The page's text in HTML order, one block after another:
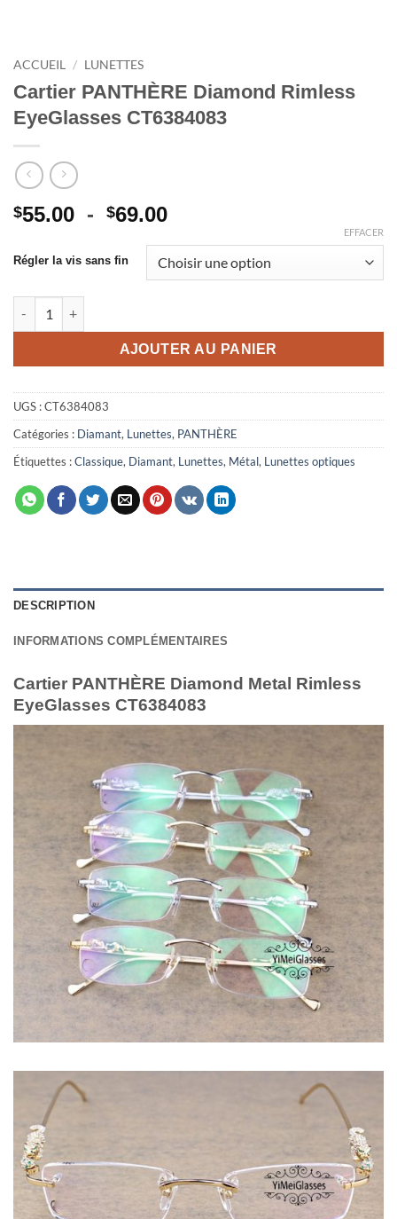
ACCUEIL / LUNETTES
Cartier PANTHÈRE Diamond Rimless
EyeGlasses CT6384083
$55.00 - $69.00Plage
prix
:
$69.00
Régler la vis sans fin
EFFACER
AJOUTER AU PANIER
UGS :CT6384083
Catégories : Diamant, Lunettes, PANTHÈRE
Étiquettes :Classique, Diamant, Lunettes, Métal, Lunettes optiques
DESCRIPTION
INFORMATIONS COMPLÉMENTAIRES
Cartier PANTHÈRE Diamond Metal Rimless
EyeGlasses CT6384083